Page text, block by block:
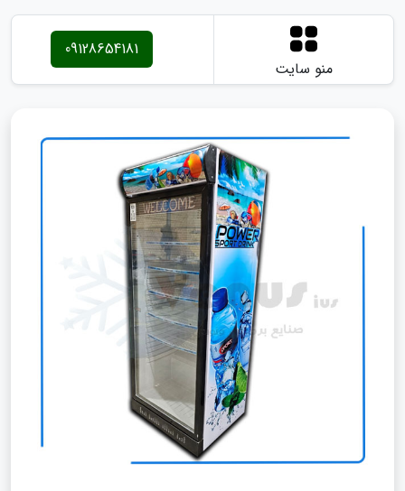
منو سایت
09128654181